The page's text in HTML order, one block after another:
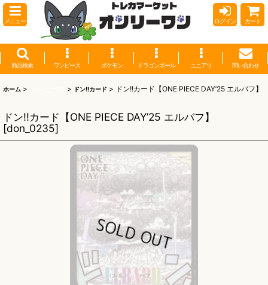
メニュー ログイン カート
商品検索 ワンピース ポケモン ドラゴンボール ユニアリ 問い合わせ
ホーム > > ドン!!カード > ドン!!カード【ONE PIECE DAY’25 エルバフ】
ドン!!カード【ONE PIECE DAY’25 エルバフ】
[don_0235]